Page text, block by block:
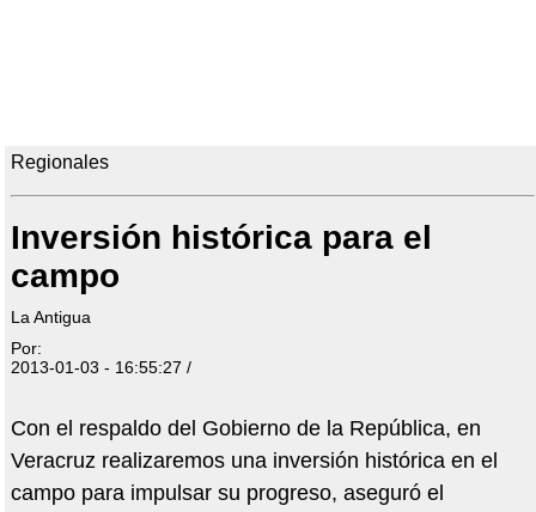
Regionales
Inversión histórica para el
campo
La Antigua
Por:
2013-01-03 - 16:55:27 /
Con el respaldo del Gobierno de la República, en
Veracruz realizaremos una inversión histórica en el
campo para impulsar su progreso, aseguró el